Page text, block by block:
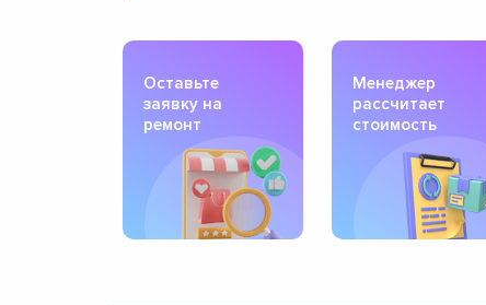
Оставьте
заявку на
ремонт
Менеджер
рассчитает
стоимость